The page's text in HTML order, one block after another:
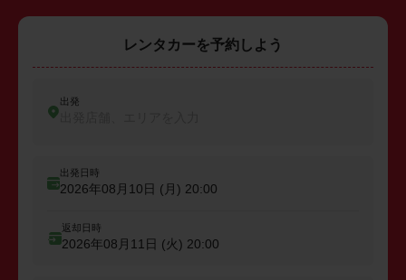
レンタカーを予約しよう
出発
出発日時
2026年08月10日 (月) 20:00
返却日時
2026年08月11日 (火) 20:00